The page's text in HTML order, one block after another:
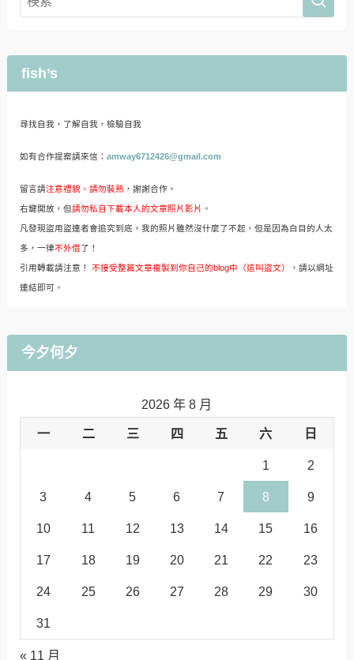
fish’s
尋找自我，了解自我，檢驗自我
如有合作提案請來信： amway6712426@gmail.com
留言請注意禮貌、請勿裝熟，謝謝合作。
右鍵開放，但請勿私自下載本人的文章照片影片 。
凡發現盜用盜連者會追究到底，我的照片雖然沒什麼了不起，但是因為白目的人太
多，一律不外借了！
引用轉載請注意！ 不接受整篇文章複製到你自己的blog中（這叫盜文） ，請以網址
連結即可。
今夕何夕
2026 年 8 月
一 二 三 四 五 六 日
1 2
3 4 5 6 7 8 9
10 11 12 13 14 15 16
17 18 19 20 21 22 23
24 25 26 27 28 29 30
31
« 11 月